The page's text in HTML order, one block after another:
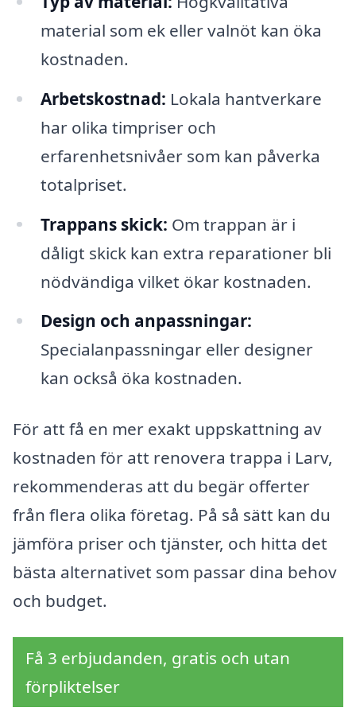
material som ek eller valnöt kan öka
kostnaden.
Arbetskostnad: Lokala hantverkare
har olika timpriser och
erfarenhetsnivåer som kan påverka
totalpriset.
Trappans skick: Om trappan är i
dåligt skick kan extra reparationer bli
nödvändiga vilket ökar kostnaden.
Design och anpassningar:
Specialanpassningar eller designer
kan också öka kostnaden.
För att få en mer exakt uppskattning av
kostnaden för att renovera trappa i Larv,
rekommenderas att du begär offerter
från flera olika företag. På så sätt kan du
jämföra priser och tjänster, och hitta det
bästa alternativet som passar dina behov
och budget.
Få 3 erbjudanden, gratis och utan
förpliktelser